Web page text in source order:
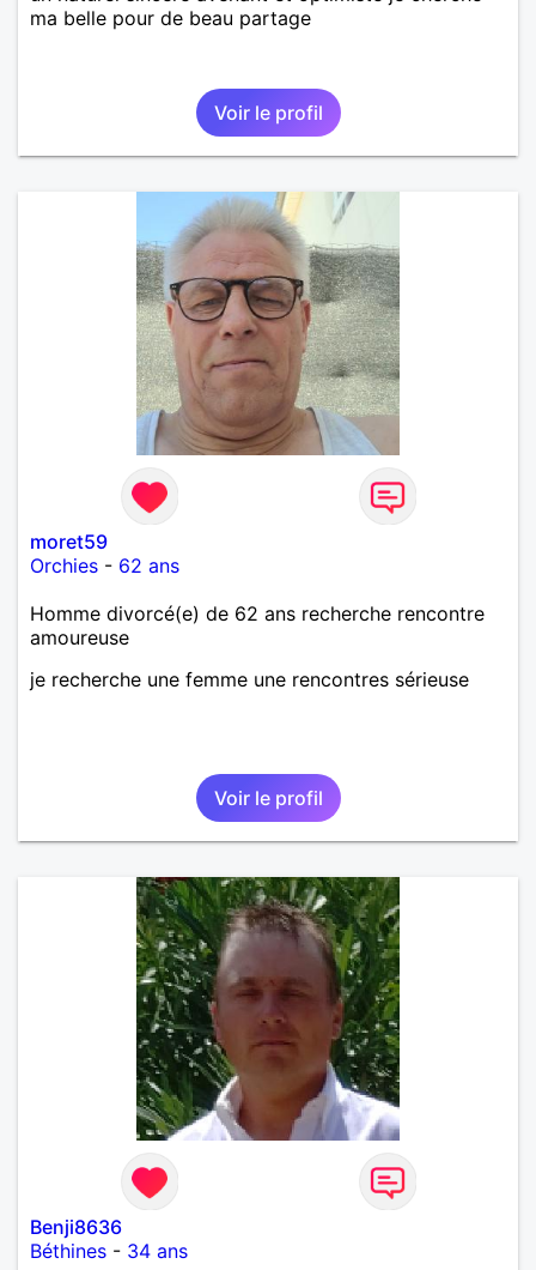
ma belle pour de beau partage
Voir le profil
moret59
Orchies - 62 ans
Homme divorcé(e) de 62 ans recherche rencontre
amoureuse
je recherche une femme une rencontres sérieuse
Voir le profil
Benji8636
Béthines - 34 ans